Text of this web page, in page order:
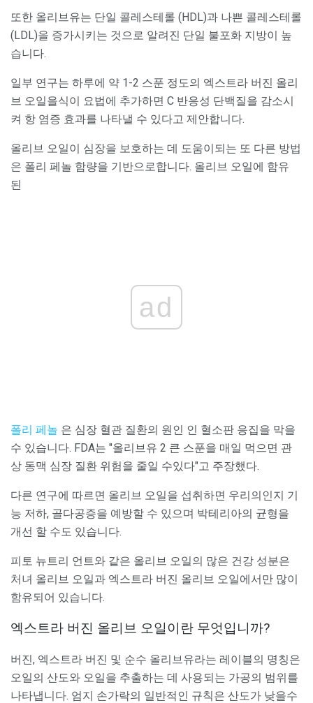
또한 올리브유는 단일 콜레스테롤 (HDL)과 나쁜 콜레스테롤
(LDL)을 증가시키는 것으로 알려진 단일 불포화 지방이 높
습니다.
일부 연구는 하루에 약 1-2 스푼 정도의 엑스트라 버진 올리
브 오일을식이 요법에 추가하면 C 반응성 단백질을 감소시
켜 항 염증 효과를 나타낼 수 있다고 제안합니다.
올리브 오일이 심장을 보호하는 데 도움이되는 또 다른 방법
은 폴리 페놀 함량을 기반으로합니다. 올리브 오일에 함유
된
ad
폴리 페놀 은 심장 혈관 질환의 원인 인 혈소판 응집을 막을
수 있습니다. FDA는 "올리브유 2 큰 스푼을 매일 먹으면 관
상 동맥 심장 질환 위험을 줄일 수있다"고 주장했다.
다른 연구에 따르면 올리브 오일을 섭취하면 우리의인지 기
능 저하, 골다공증을 예방할 수 있으며 박테리아의 균형을
개선 할 수도 있습니다.
피토 뉴트리 언트와 같은 올리브 오일의 많은 건강 성분은
처녀 올리브 오일과 엑스트라 버진 올리브 오일에서만 많이
함유되어 있습니다.
엑스트라 버진 올리브 오일이란 무엇입니까?
버진, 엑스트라 버진 및 순수 올리브유라는 레이블의 명칭은
오일의 산도와 오일을 추출하는 데 사용되는 가공의 범위를
나타냅니다. 엄지 손가락의 일반적인 규칙은 산도가 낮을수